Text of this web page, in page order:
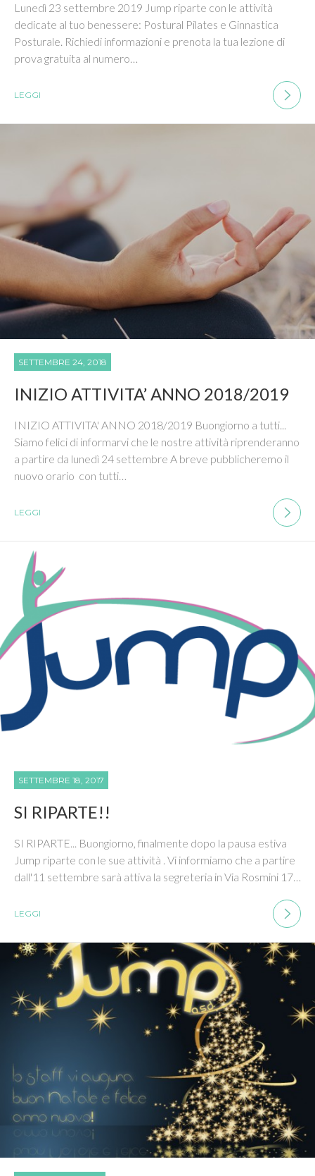
Lunedì 23 settembre 2019 Jump riparte con le attività
dedicate al tuo benessere: Postural Pilates e Ginnastica
Posturale. Richiedi informazioni e prenota la tua lezione di
prova gratuita al numero…
LEGGI
SETTEMBRE 24, 2018
INIZIO ATTIVITA’ ANNO 2018/2019
INIZIO ATTIVITA' ANNO 2018/2019 Buongiorno a tutti...
Siamo felici di informarvi che le nostre attività riprenderanno
a partire da lunedì 24 settembre A breve pubblicheremo il
nuovo orario con tutti…
LEGGI
SETTEMBRE 18, 2017
SI RIPARTE!!
SI RIPARTE... Buongiorno, finalmente dopo la pausa estiva
Jump riparte con le sue attività . Vi informiamo che a partire
dall'11 settembre sarà attiva la segreteria in Via Rosmini 17…
LEGGI